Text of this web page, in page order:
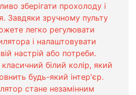
зберігати прохолоду і
Завдяки зручному пульту
легко регулювати
і налаштовувати
настрій або потреби.
білий колір, який
будь-який інтер'єр.
стане незамінним